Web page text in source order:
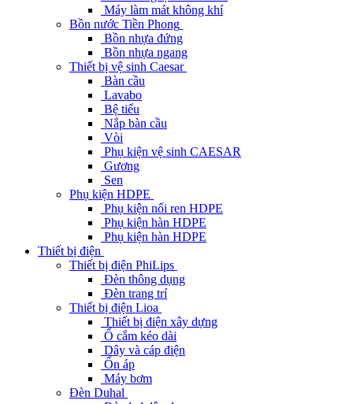
Máy làm mát không khí
Bồn nước Tiền Phong
Bồn nhựa đứng
Bồn nhựa ngang
Thiết bị vệ sinh Caesar
Bàn cầu
Lavabo
Bệ tiểu
Nắp bàn cầu
Vòi
Phụ kiện vệ sinh CAESAR
Gương
Sen
Phụ kiện HDPE
Phụ kiện nối ren HDPE
Phụ kiện hàn HDPE
Phụ kiện hàn HDPE
Thiết bị điện
Thiết bị điện PhiLips
Đèn thông dụng
Đèn trang trí
Thiết bị điện Lioa
Thiết bị điện xây dựng
Ổ cắm kéo dài
Dây và cáp điện
Ổn áp
Máy bơm
Đèn Duhal